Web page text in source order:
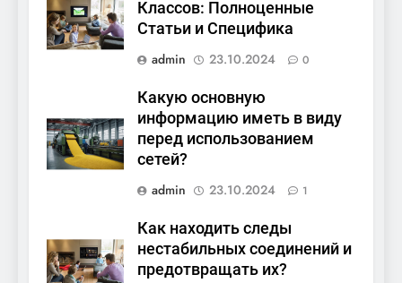
Классов: Полноценные
Статьи и Специфика
admin
23.10.2024 0
Какую основную
информацию иметь в виду
перед использованием
сетей?
admin
23.10.2024 1
Как находить следы
нестабильных соединений и
предотвращать их?